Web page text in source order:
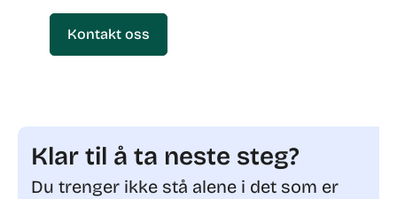
Kontakt oss
Klar til å ta neste steg?
Du trenger ikke stå alene i det som er